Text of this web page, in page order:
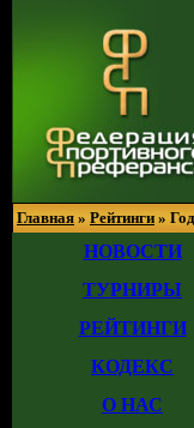
Главная » Рейтинги »
НОВОСТИ
ТУРНИРЫ
РЕЙТИНГИ
КОДЕКС
О НАС